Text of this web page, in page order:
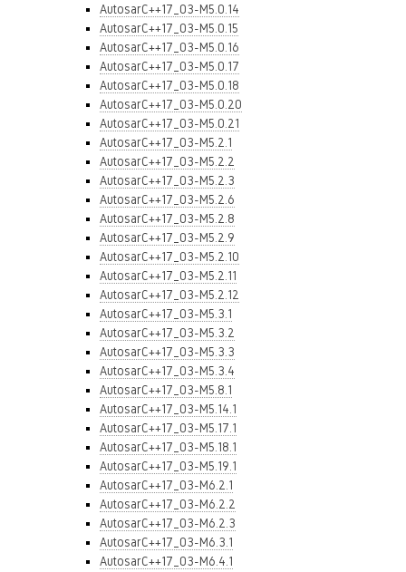
AutosarC++17_03-M5.0.14
AutosarC++17_03-M5.0.15
AutosarC++17_03-M5.0.16
AutosarC++17_03-M5.0.17
AutosarC++17_03-M5.0.18
AutosarC++17_03-M5.0.20
AutosarC++17_03-M5.0.21
AutosarC++17_03-M5.2.1
AutosarC++17_03-M5.2.2
AutosarC++17_03-M5.2.3
AutosarC++17_03-M5.2.6
AutosarC++17_03-M5.2.8
AutosarC++17_03-M5.2.9
AutosarC++17_03-M5.2.10
AutosarC++17_03-M5.2.11
AutosarC++17_03-M5.2.12
AutosarC++17_03-M5.3.1
AutosarC++17_03-M5.3.2
AutosarC++17_03-M5.3.3
AutosarC++17_03-M5.3.4
AutosarC++17_03-M5.8.1
AutosarC++17_03-M5.14.1
AutosarC++17_03-M5.17.1
AutosarC++17_03-M5.18.1
AutosarC++17_03-M5.19.1
AutosarC++17_03-M6.2.1
AutosarC++17_03-M6.2.2
AutosarC++17_03-M6.2.3
AutosarC++17_03-M6.3.1
AutosarC++17_03-M6.4.1